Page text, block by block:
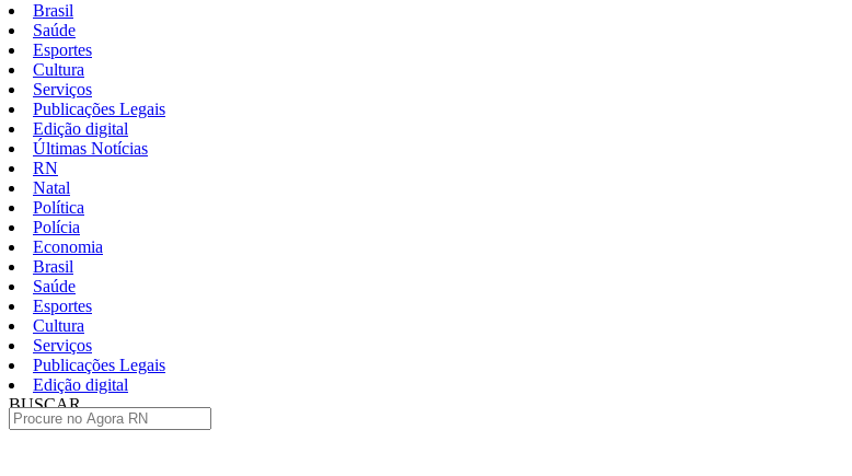
Brasil
Saúde
Esportes
Cultura
Serviços
Publicações Legais
Edição digital
Últimas Notícias
RN
Natal
Política
Polícia
Economia
Brasil
Saúde
Esportes
Cultura
Serviços
Publicações Legais
Edição digital
BUSCAR